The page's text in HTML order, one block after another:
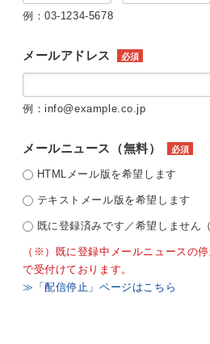
例：03-1234-5678
メールアドレス 必須
例：info@example.co.jp
メールニュース（無料） 必須
HTMLメール版を希望します
テキストメール版を希望します
既に登録済みです／希望しません
（※）既に登録中メールニュースの
で受付けております。
≫「配信停止」ページはこちら